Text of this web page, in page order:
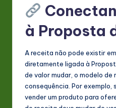
à Proposta
A receita não pode existir
diretamente ligada à
de valor mudar, o modelo de
consequência. Por exemplo,
vender um produto para